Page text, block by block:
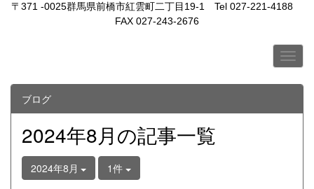
〒371 -0025群馬県前橋市紅雲町二丁目19-1 Tel 027-221-4188
FAX 027-243-2676
ブログ
2024年8月の記事一覧
2024年8月 1件